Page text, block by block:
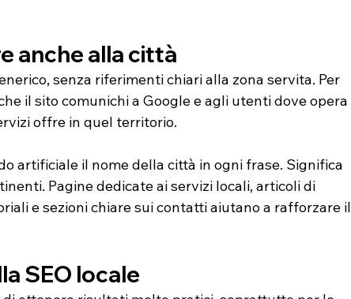
anche alla città
senza riferimenti chiari alla zona servita. Per
il sito comunichi a Google e agli utenti dove opera
offre in quel territorio.
artificiale il nome della città in ogni frase. Significa
Pagine dedicate ai servizi locali, articoli di
e sezioni chiare sui contatti aiutano a rafforzare il
SEO locale